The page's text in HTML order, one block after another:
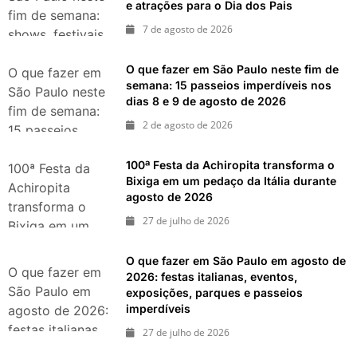
fim de semana:
shows, festivais,
atrações para o
Dia dos Pais
e atrações para o Dia dos Pais
7 de agosto de 2026
O que fazer em
São Paulo neste
fim de semana:
15 passeios
dias 8 e 9 de
agosto de 2026
O que fazer em São Paulo neste fim de
semana: 15 passeios imperdíveis nos
dias 8 e 9 de agosto de 2026
2 de agosto de 2026
100ª Festa da
Achiropita
transforma o
Bixiga em um
durante agosto
de 2026
100ª Festa da Achiropita transforma o
Bixiga em um pedaço da Itália durante
agosto de 2026
27 de julho de 2026
O que fazer em
São Paulo em
agosto de 2026:
festas italianas,
O que fazer em São Paulo em agosto de
2026: festas italianas, eventos,
exposições, parques e passeios
imperdíveis
27 de julho de 2026